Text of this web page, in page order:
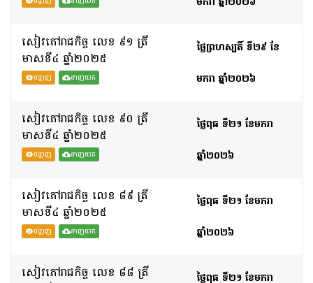
សៀវភៅរាជកិច្ច លេខ ៩១ ត្រី
មាសទី៤​ ឆ្នាំ២០២៥
បង្ហាញ ទាញយក
ថ្ងៃព្រហស្បតិ៍ ទី២៩ ខែ
មករា ឆ្នាំ២០២៦
សៀវភៅរាជកិច្ច លេខ ៩០ ត្រី
មាសទី៤​ ឆ្នាំ២០២៥
បង្ហាញ ទាញយក
ថ្ងៃពុធ ទី២១ ខែមករា
ឆ្នាំ២០២៦
សៀវភៅរាជកិច្ច លេខ ៨៩ ត្រី
មាសទី៤​ ឆ្នាំ២០២៥
បង្ហាញ ទាញយក
ថ្ងៃពុធ ទី២១ ខែមករា
ឆ្នាំ២០២៦
សៀវភៅរាជកិច្ច លេខ ៨៨ ត្រី
ថ្ងៃពុធ ទី២១ ខែមករា